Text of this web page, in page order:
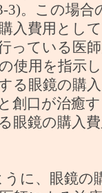
3)。この場合
入費用とし
っている医
使用を指示
る眼鏡の購
創口が治癒
眼鏡の購入
に、眼鏡の